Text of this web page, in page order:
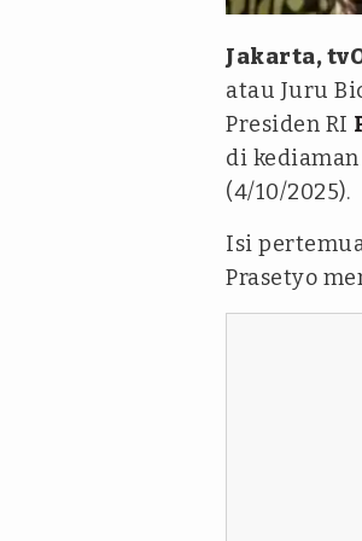
Jakarta,
atau Juru
Presiden RI
di
(4/10/2025).
Isi
Prasetyo